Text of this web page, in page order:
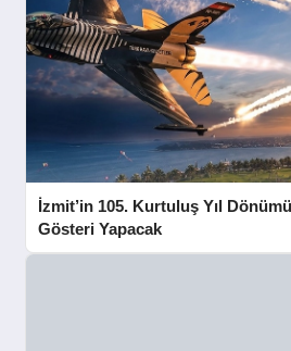
İzmit’in 105. Kurtuluş Yıl
Gösteri Yapacak